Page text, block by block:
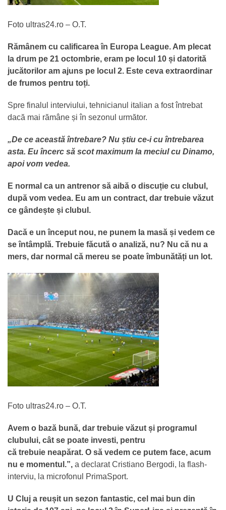
Foto ultras24.ro – O.T.
Rămânem cu calificarea în Europa League. Am plecat
la drum pe 21 octombrie, eram pe locul 10 și datorită
jucătorilor am ajuns pe locul 2. Este ceva extraordinar
de frumos pentru toți.
Spre finalul interviului, tehnicianul italian a fost întrebat
dacă mai rămâne și în sezonul următor.
„De ce această întrebare? Nu știu ce-i cu întrebarea
asta. Eu încerc să scot maximum la meciul cu Dinamo,
apoi vom vedea.
E normal ca un antrenor să aibă o discuție cu clubul,
după vom vedea. Eu am un contract, dar trebuie văzut
ce gândește și clubul.
Dacă e unînceput nou, ne punem la masă și vedem ce
seîntâmplă. Trebuie făcută o analiză, nu? Nu că nu a
mers, dar normal că mereu se poateîmbunătăți un lot.
Foto ultras24.ro – O.T.
Avem o bază bună, dar trebuie văzut și programul
clubului, cât se poate investi, pentru
că trebuie neapărat. O să vedem ce putem face, acum
nu e momentul.”, a declarat Cristiano Bergodi, la flash-
interviu, la microfonul PrimaSport.
U Cluj a reușit un sezon fantastic, cel mai bun din